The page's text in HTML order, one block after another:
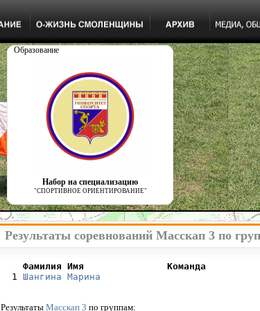
Образование
Набор на специализацию
"СПОРТИВНОЕ ОРИЕНТИРОВАНИЕ"
Результаты соревнований Масскап 3 по
Фамилия Имя               Команда
1 Шангина Марина
Результаты Масскап 3 по группам: